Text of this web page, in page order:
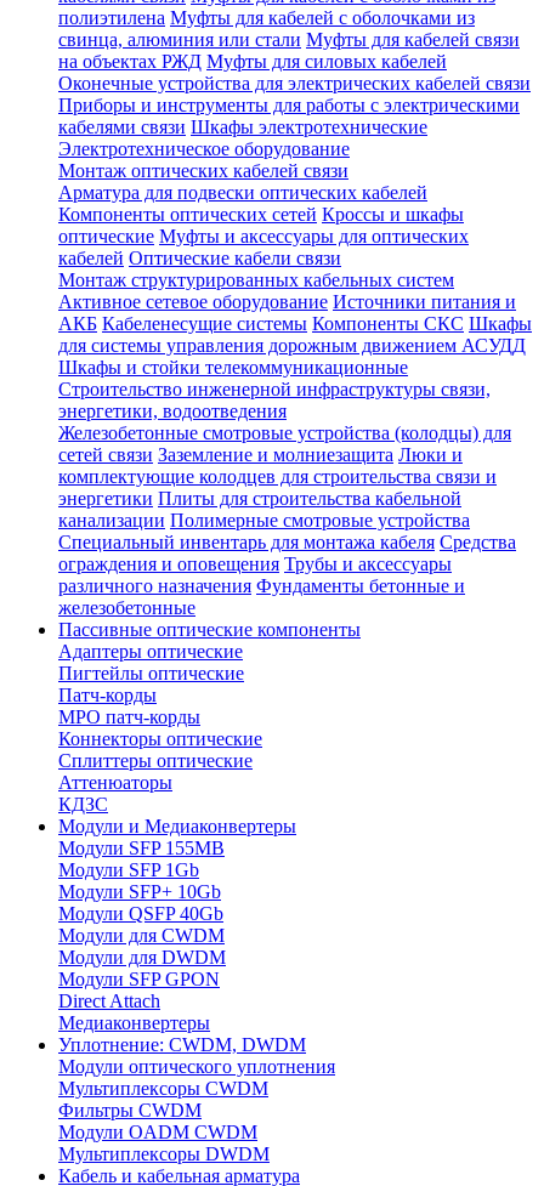
полиэтилена Муфты для кабелей с оболочками из
свинца, алюминия или стали Муфты для кабелей связи
на объектах РЖД Муфты для силовых кабелей
Оконечные устройства для электрических кабелей связи
Приборы и инструменты для работы с электрическими
кабелями связи Шкафы электротехнические
Электротехническое оборудование
Монтаж оптических кабелей связи
Арматура для подвески оптических кабелей
Компоненты оптических сетей Кроссы и шкафы
оптические Муфты и аксессуары для оптических
кабелей Оптические кабели связи
Монтаж структурированных кабельных систем
Активное сетевое оборудование Источники питания и
АКБ Кабеленесущие системы Компоненты СКС Шкафы
для системы управления дорожным движением АСУДД
Шкафы и стойки телекоммуникационные
Строительство инженерной инфраструктуры связи,
энергетики, водоотведения
Железобетонные смотровые устройства (колодцы) для
сетей связи Заземление и молниезащита Люки и
комплектующие колодцев для строительства связи и
энергетики Плиты для строительства кабельной
канализации Полимерные смотровые устройства
Специальный инвентарь для монтажа кабеля Средства
ограждения и оповещения Трубы и аксессуары
различного назначения Фундаменты бетонные и
железобетонные
Пассивные оптические компоненты
Адаптеры оптические
Пигтейлы оптические
Патч-корды
MPO патч-корды
Коннекторы оптические
Сплиттеры оптические
Аттенюаторы
КДЗС
Модули и Медиаконвертеры
Модули SFP 155MB
Модули SFP 1Gb
Модули SFP+ 10Gb
Модули QSFP 40Gb
Модули для CWDM
Модули для DWDM
Модули SFP GPON
Direct Attach
Медиаконвертеры
Уплотнение: CWDM, DWDM
Модули оптического уплотнения
Мультиплексоры CWDM
Фильтры CWDM
Модули OADM CWDM
Мультиплексоры DWDM
Кабель и кабельная арматура